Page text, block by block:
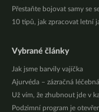
Přestaňte bojovat samy se
10 tipů, jak zpracovat letní
Vybrané články
Jak jsme barvily vajíčka
Ajurvéda – zázračná
Už vím, že zhubnout jde v
Podzimní program je